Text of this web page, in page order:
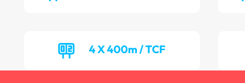
4 X 400m / TCF